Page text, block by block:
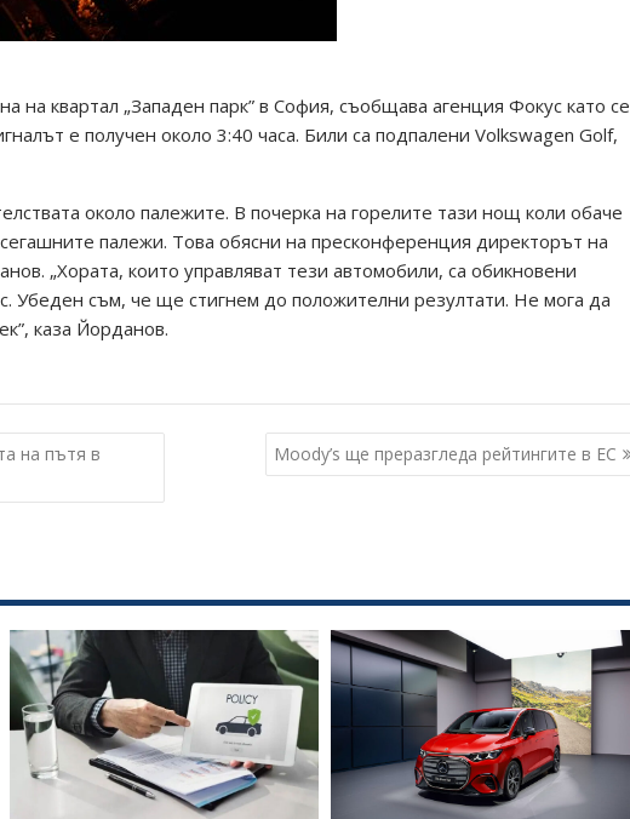
на квартал „Западен парк” в София, съобщава агенция Фокус като се
е получен около 3:40 часа. Били са подпалени Volkswagen Golf,
около палежите. В почерка на горелите тази нощ коли обаче
палежи. Това обясни на пресконференция директорът на
„Хората, които управляват тези автомобили, са обикновени
Убеден съм, че ще стигнем до положителни резултати. Не мога да
каза Йорданов.
на пътя в
Moody’s ще преразгледа рейтингите в ЕС